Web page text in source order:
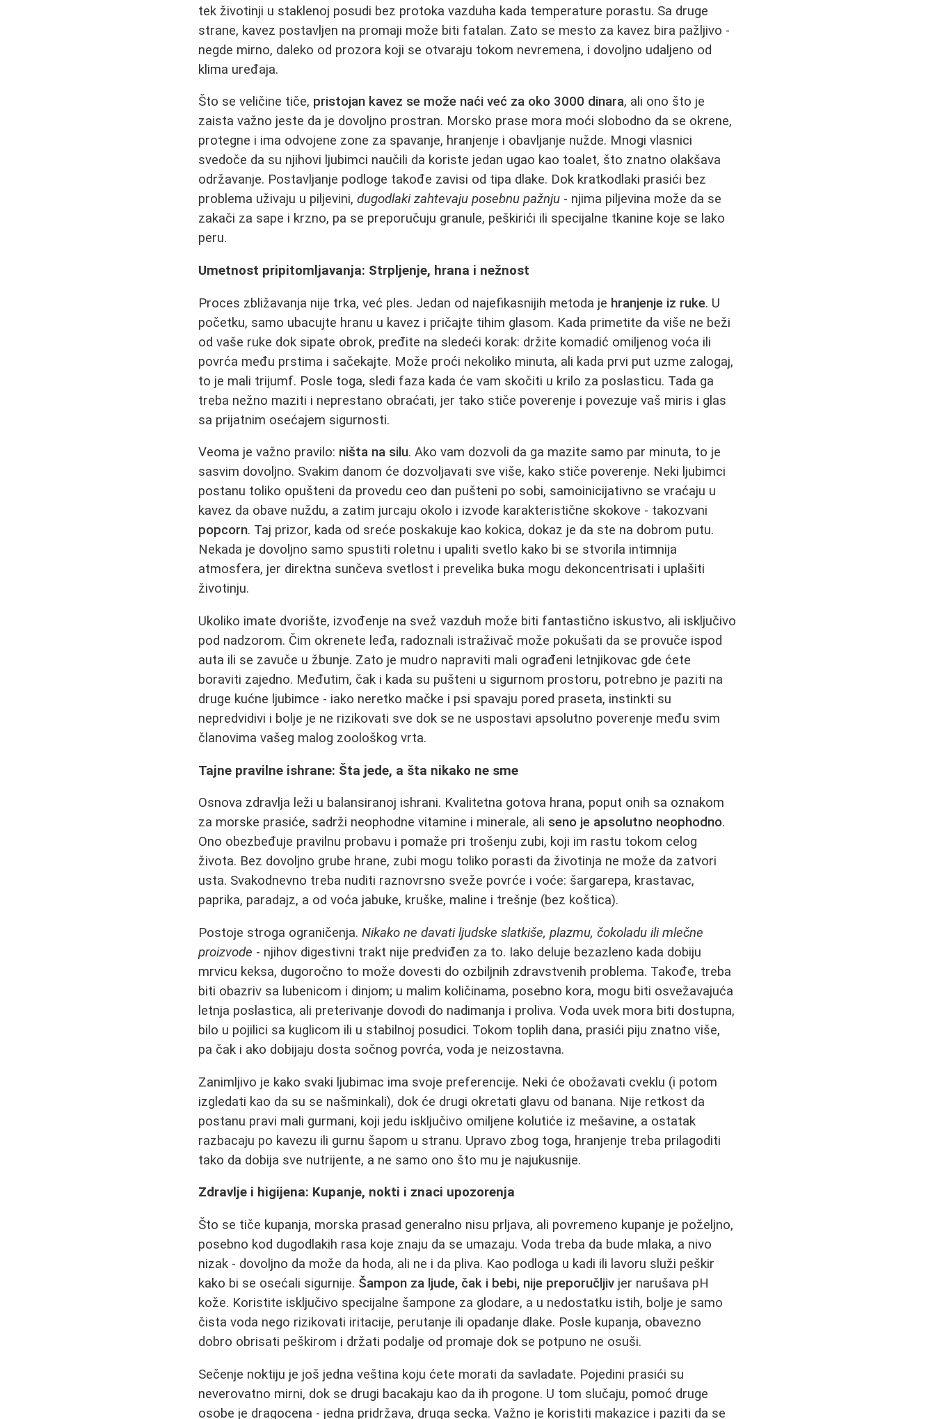
tek životinji u staklenoj posudi bez protoka vazduha kada temperature porastu. Sa druge
strane, kavez postavljen na promaji može biti fatalan. Zato se mesto za kavez bira pažljivo -
negde mirno, daleko od prozora koji se otvaraju tokom nevremena, i dovoljno udaljeno od
klima uređaja.
Što se veličine tiče, pristojan kavez se može naći već za oko 3000 dinara, ali ono što je
zaista važno jeste da je dovoljno prostran. Morsko prase mora moći slobodno da se okrene,
protegne i ima odvojene zone za spavanje, hranjenje i obavljanje nužde. Mnogi vlasnici
svedoče da su njihovi ljubimci naučili da koriste jedan ugao kao toalet, što znatno olakšava
održavanje. Postavljanje podloge takođe zavisi od tipa dlake. Dok kratkodlaki prasići bez
problema uživaju u piljevini,dugodlaki zahtevaju posebnu pažnju - njima piljevina može da se
zakači za sape i krzno, pa se preporučuju granule, peškirići ili specijalne tkanine koje se lako
peru.
Umetnost pripitomljavanja: Strpljenje, hrana i nežnost
Proces zbližavanja nije trka, već ples. Jedan od najefikasnijih metoda je hranjenje iz ruke. U
početku, samo ubacujte hranu u kavez i pričajte tihim glasom. Kada primetite da više ne beži
od vaše ruke dok sipate obrok, pređite na sledeći korak: držite komadić omiljenog voća ili
povrća među prstima i sačekajte. Može proći nekoliko minuta, ali kada prvi put uzme zalogaj,
to je mali trijumf. Posle toga, sledi faza kada će vam skočiti u krilo za poslasticu. Tada ga
treba nežno maziti i neprestano obraćati, jer tako stiče poverenje i povezuje vaš miris i glas
sa prijatnim osećajem sigurnosti.
Veoma je važno pravilo: ništa na silu. Ako vam dozvoli da ga mazite samo par minuta, to je
sasvim dovoljno. Svakim danom će dozvoljavati sve više, kako stiče poverenje. Neki ljubimci
postanu toliko opušteni da provedu ceo dan pušteni po sobi, samoinicijativno se vraćaju u
kavez da obave nuždu, a zatim jurcaju okolo i izvode karakteristične skokove - takozvani
popcorn. Taj prizor, kada od sreće poskakuje kao kokica, dokaz je da ste na dobrom putu.
Nekada je dovoljno samo spustiti roletnu i upaliti svetlo kako bi se stvorila intimnija
atmosfera, jer direktna sunčeva svetlost i prevelika buka mogu dekoncentrisati i uplašiti
životinju.
Ukoliko imate dvorište, izvođenje na svež vazduh može biti fantastično iskustvo, ali isključivo
pod nadzorom. Čim okrenete leđa, radoznali istraživač može pokušati da se provuče ispod
auta ili se zavuče u žbunje. Zato je mudro napraviti mali ograđeni letnjikovac gde ćete
boraviti zajedno. Međutim, čak i kada su pušteni u sigurnom prostoru, potrebno je paziti na
druge kućne ljubimce - iako neretko mačke i psi spavaju pored praseta, instinkti su
nepredvidivi i bolje je ne rizikovati sve dok se ne uspostavi apsolutno poverenje među svim
članovima vašeg malog zoološkog vrta.
Tajne pravilne ishrane: Šta jede, a šta nikako ne sme
Osnova zdravlja leži u balansiranoj ishrani. Kvalitetna gotova hrana, poput onih sa oznakom
za morske prasiće, sadrži neophodne vitamine i minerale, ali seno je apsolutno neophodno.
Ono obezbeđuje pravilnu probavu i pomaže pri trošenju zubi, koji im rastu tokom celog
života. Bez dovoljno grube hrane, zubi mogu toliko porasti da životinja ne može da zatvori
usta. Svakodnevno treba nuditi raznovrsno sveže povrće i voće: šargarepa, krastavac,
paprika, paradajz, a od voća jabuke, kruške, maline i trešnje (bez koštica).
Postoje stroga ograničenja.Nikako ne davati ljudske slatkiše, plazmu, čokoladu ili mlečne
proizvode - njihov digestivni trakt nije predviđen za to. Iako deluje bezazleno kada dobiju
mrvicu keksa, dugoročno to može dovesti do ozbiljnih zdravstvenih problema. Takođe, treba
biti obazriv sa lubenicom i dinjom; u malim količinama, posebno kora, mogu biti osvežavajuća
letnja poslastica, ali preterivanje dovodi do nadimanja i proliva. Voda uvek mora biti dostupna,
bilo u pojilici sa kuglicom ili u stabilnoj posudici. Tokom toplih dana, prasići piju znatno više,
pa čak i ako dobijaju dosta sočnog povrća, voda je neizostavna.
Zanimljivo je kako svaki ljubimac ima svoje preferencije. Neki će obožavati cveklu (i potom
izgledati kao da su se našminkali), dok će drugi okretati glavu od banana. Nije retkost da
postanu pravi mali gurmani, koji jedu isključivo omiljene kolutiće iz mešavine, a ostatak
razbacaju po kavezu ili gurnu šapom u stranu. Upravo zbog toga, hranjenje treba prilagoditi
tako da dobija sve nutrijente, a ne samo ono što mu je najukusnije.
Zdravlje i higijena: Kupanje, nokti i znaci upozorenja
Što se tiče kupanja, morska prasad generalno nisu prljava, ali povremeno kupanje je poželjno,
posebno kod dugodlakih rasa koje znaju da se umazaju. Voda treba da bude mlaka, a nivo
nizak - dovoljno da može da hoda, ali ne i da pliva. Kao podloga u kadi ili lavoru služi peškir
kako bi se osećali sigurnije. Šampon za ljude, čak i bebi, nije preporučljiv jer narušava pH
kože. Koristite isključivo specijalne šampone za glodare, a u nedostatku istih, bolje je samo
čista voda nego rizikovati iritacije, perutanje ili opadanje dlake. Posle kupanja, obavezno
dobro obrisati peškirom i držati podalje od promaje dok se potpuno ne osuši.
Sečenje noktiju je još jedna veština koju ćete morati da savladate. Pojedini prasići su
neverovatno mirni, dok se drugi bacakaju kao da ih progone. U tom slučaju, pomoć druge
osobe je dragocena - jedna pridržava, druga secka. Važno je koristiti makazice i paziti da se